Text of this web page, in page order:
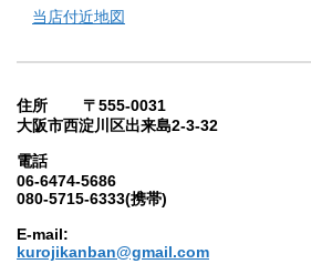
当店付近地図
住所 〒555-0031
大阪市西淀川区出来島2-3-32
電話
06-6474-5686
080-5715-6333(携帯)
E-mail:
kurojikanban@gmail.com